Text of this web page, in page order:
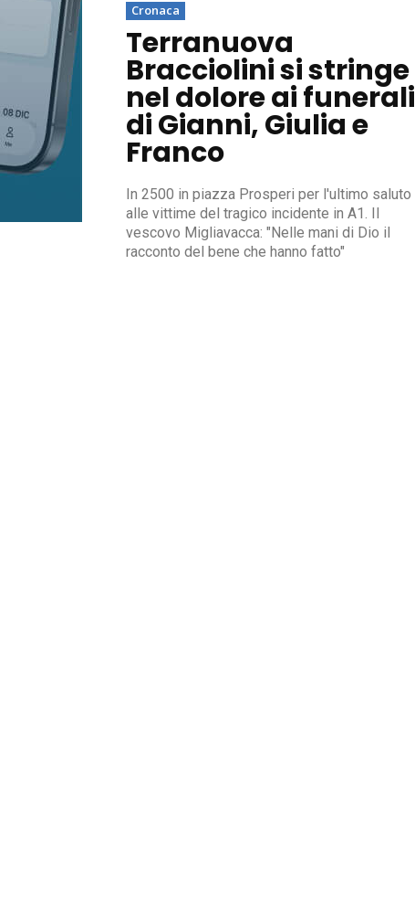
Cronaca
Terranuova
Bracciolini si stringe
nel dolore ai funerali
di Gianni, Giulia e
Franco
In 2500 in piazza Prosperi per l'ultimo saluto
alle vittime del tragico incidente in A1. Il
vescovo Migliavacca: "Nelle mani di Dio il
racconto del bene che hanno fatto"